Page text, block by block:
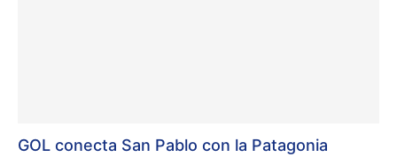
GOL conecta San Pablo con la Patagonia